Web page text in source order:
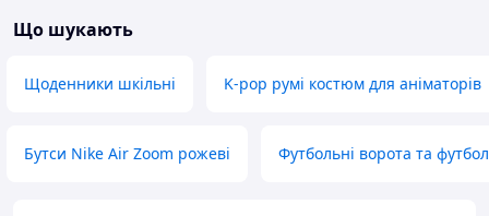
тварин і
Що шукають
Щоденники шкільні K-pop румі костюм для аніматорів
Бутси Nike Air Zoom рожеві Футбольні ворота та